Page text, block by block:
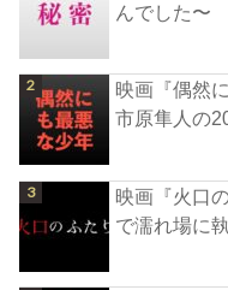
んでした〜
映画『偶然
市原隼人の
映画『火口
で濡れ場に